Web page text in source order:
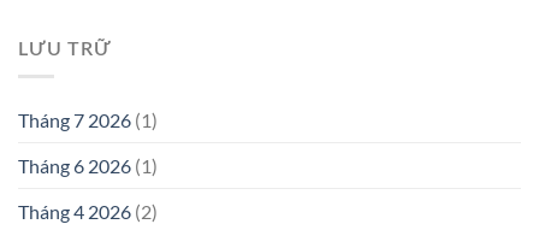
LƯU TRỮ
Tháng 7 2026 (1)
Tháng 6 2026 (1)
Tháng 4 2026 (2)